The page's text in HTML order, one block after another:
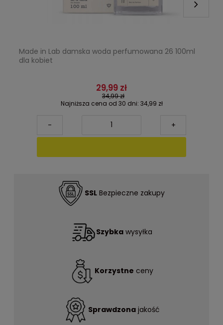
Made in Lab damska woda perfumowana 26 100ml
dla kobiet
29,99 zł
34,99 zł
Najniższa cena od 30 dni: 34,99 zł
+
-
SSL Bezpieczne zakupy
Szybkawysyłka
Korzystne ceny
Sprawdzona jakość